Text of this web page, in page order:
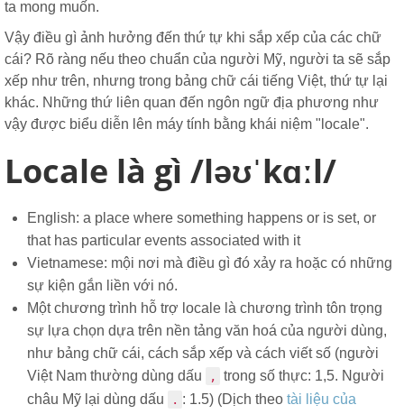
ta mong muốn.
Vậy điều gì ảnh hưởng đến thứ tự khi sắp xếp của các chữ
cái? Rõ ràng nếu theo chuẩn của người Mỹ, người ta sẽ sắp
xếp như trên, nhưng trong bảng chữ cái tiếng Việt, thứ tự lại
khác. Những thứ liên quan đến ngôn ngữ địa phương như
vậy được biểu diễn lên máy tính bằng khái niệm "locale".
Locale là gì /ləʊˈkɑːl/
English: a place where something happens or is set, or
that has particular events associated with it
Vietnamese: mội nơi mà điều gì đó xảy ra hoặc có những
sự kiện gắn liền với nó.
Một chương trình hỗ trợ locale là chương trình tôn trọng
sự lựa chọn dựa trên nền tảng văn hoá của người dùng,
như bảng chữ cái, cách sắp xếp và cách viết số (người
Việt Nam thường dùng dấu
,
trong số thực: 1,5. Người
châu Mỹ lại dùng dấu
. : 1.5) (Dịch theo tài liệu của